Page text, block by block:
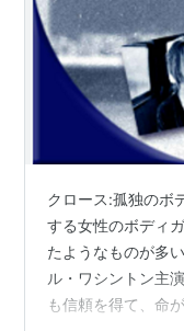
クロース:孤独のボ
する女性のボディ
たようなものが多
ル・ワシントン主
も信頼を得て、命